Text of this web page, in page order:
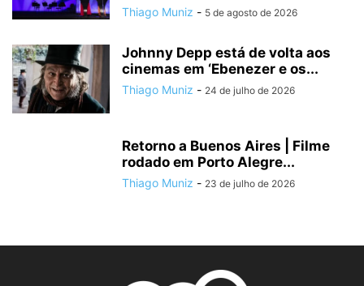
Thiago Muniz - 5 de agosto de 2026
Johnny Depp está de volta aos
cinemas em ‘Ebenezer e os...
Thiago Muniz - 24 de julho de 2026
Retorno a Buenos Aires | Filme
rodado em Porto Alegre...
Thiago Muniz - 23 de julho de 2026